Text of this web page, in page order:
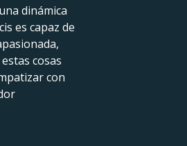
dinámica
es capaz de
cosas
con